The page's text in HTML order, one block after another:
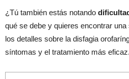
¿Tú también estás notando
qué se debe y quieres encontrar
los detalles sobre la disfagia
síntomas y el tratamiento más eficaz.